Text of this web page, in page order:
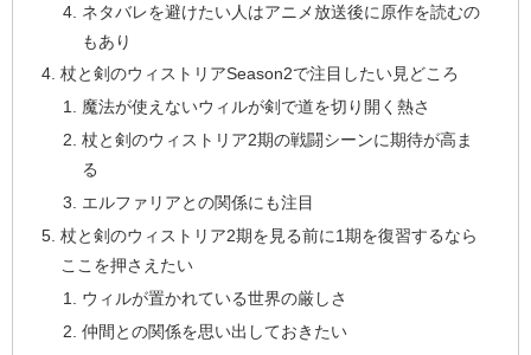
ネタバレを避けたい人はアニメ放送後に原作を読むの
もあり
杖と剣のウィストリアSeason2で注目したい見どころ
魔法が使えないウィルが剣で道を切り開く熱さ
杖と剣のウィストリア2期の戦闘シーンに期待が高ま
る
エルファリアとの関係にも注目
杖と剣のウィストリア2期を見る前に1期を復習するなら
ここを押さえたい
ウィルが置かれている世界の厳しさ
仲間との関係を思い出しておきたい